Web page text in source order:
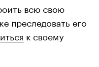
всю свою
преследовать его
к своему